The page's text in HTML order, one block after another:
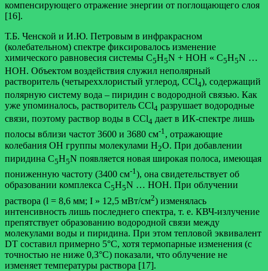
компенсирующего отражение энергии от поглощающего слоя
[16].
Т.Б. Ченской и И.Ю. Петровым в инфракрасном
(колебательном) спектре фиксировалось изменение
химического равновесия системы C5H5N + HOH « C5H5N …
HOH. Объектом воздействия служил неполярный
растворитель (четыреххлористый углерод, CCl4), содержащий
полярную систему вода – пиридин с водородной связью. Как
уже упоминалось, растворитель CCl4 разрушает водородные
связи, поэтому раствор воды в CCl4 дает в ИК-спектре лишь
полосы вблизи частот 3600 и 3680 см-1, отражающие
колебания ОН группы молекулами H2O. При добавлении
пиридина C5H5N появляется новая широкая полоса, имеющая
пониженную частоту (3400 см-1), она свидетельствует об
образовании комплекса C5H5N … НОН. При облучении
раствора (l = 8,6 мм; I » 12,5 мВт/см2) изменялась
интенсивность лишь последнего спектра, т. е. КВЧ-излучение
препятствует образованию водородной связи между
молекулами воды и пиридина. При этом тепловой эквивалент
DT составил примерно 5°С, хотя термопарные изменения (с
точностью не ниже 0,3°С) показали, что облучение не
изменяет температуры раствора [17].